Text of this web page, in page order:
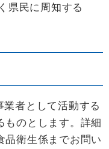
県民に周知する
者として活動する
ものとします。詳細
品衛生係までお問い